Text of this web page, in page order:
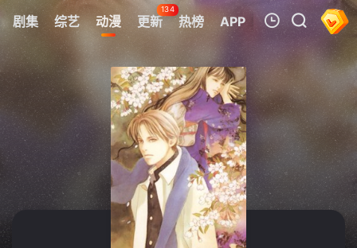
剧集 综艺 动漫 更新
134
热榜 APP
我的观影记录
暂无观看影片的记录